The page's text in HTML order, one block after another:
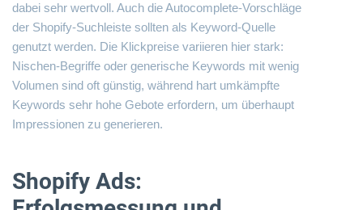
dabei sehr wertvoll. Auch die Autocomplete-Vorschläge
der Shopify-Suchleiste sollten als Keyword-Quelle
genutzt werden. Die Klickpreise variieren hier stark:
Nischen-Begriffe oder generische Keywords mit wenig
Volumen sind oft günstig, während hart umkämpfte
Keywords sehr hohe Gebote erfordern, um überhaupt
Impressionen zu generieren.
Shopify Ads: